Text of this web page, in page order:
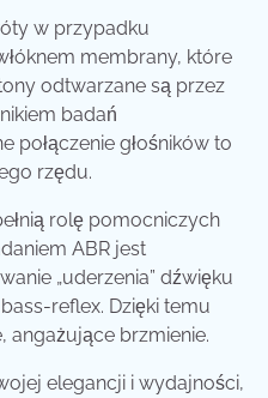
w przypadku
membrany, które
odtwarzane są przez
badań
połączenie głośników to
rzędu.
rolę pomocniczych
ABR jest
„uderzenia” dźwięku
reflex. Dzięki temu
angażujące brzmienie.
elegancji i wydajności,